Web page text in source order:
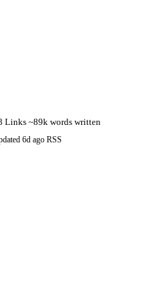
Links ~89k words written
6d ago RSS